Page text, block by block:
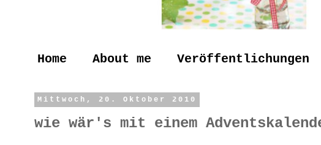
Home About me Veröffentlichungen
Mittwoch, 20. Oktober 2010
wie wär's mit einem